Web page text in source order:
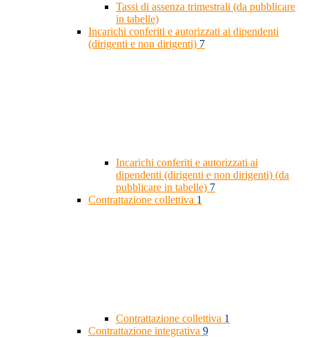
Tassi di assenza trimestrali (da pubblicare
in tabelle)
Incarichi conferiti e autorizzati ai dipendenti
(dirigenti e non dirigenti) 7
Incarichi conferiti e autorizzati ai
dipendenti (dirigenti e non dirigenti) (da
pubblicare in tabelle) 7
Contrattazione collettiva 1
Contrattazione collettiva 1
Contrattazione integrativa 9